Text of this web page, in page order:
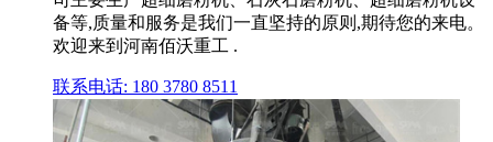
备等,质量和服务是我们一直坚持的原则,期待您的来电。
欢迎来到河南佰沃重工 .
联系电话: 180 3780 8511